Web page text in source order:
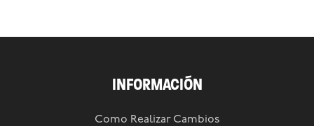
INFORMACIÓN
Como Realizar Cambios